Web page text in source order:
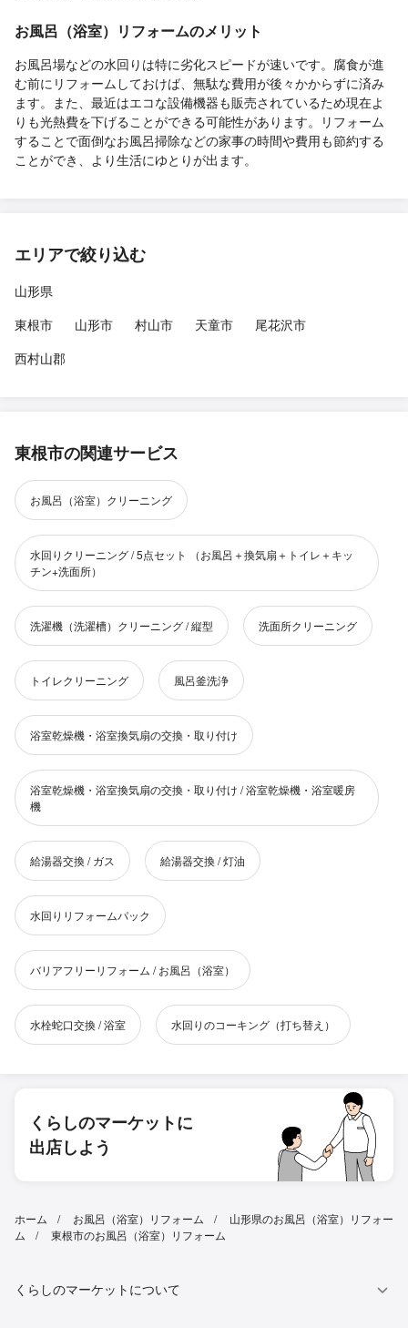
お風呂（浴室）リフォームのメリット
お風呂場などの水回りは特に劣化スピードが速いです。腐食が進
む前にリフォームしておけば、無駄な費用が後々かからずに済み
ます。また、最近はエコな設備機器も販売されているため現在よ
りも光熱費を下げることができる可能性があります。リフォーム
することで面倒なお風呂掃除などの家事の時間や費用も節約する
ことができ、より生活にゆとりが出ます。
エリアで絞り込む
山形県
東根市
山形市 村山市 天童市
尾花沢市
西村山郡
東根市の関連サービス
お風呂（浴室）クリーニング
水回りクリーニング / 5点セット （お風呂＋換気扇＋トイレ＋キッ
チン+洗面所）
洗濯機（洗濯槽）クリーニング / 縦型 洗面所クリーニング
トイレクリーニング 風呂釜洗浄
浴室乾燥機・浴室換気扇の交換・取り付け
浴室乾燥機・浴室換気扇の交換・取り付け / 浴室乾燥機・浴室暖房
機
給湯器交換 / ガス 給湯器交換 / 灯油
水回りリフォームパック
バリアフリーリフォーム / お風呂（浴室）
水栓蛇口交換 / 浴室 水回りのコーキング（打ち替え）
くらしのマーケットに
出店しよう
ホーム お風呂（浴室）リフォーム
山形県のお風呂（浴室）リフォー
ム
東根市のお風呂（浴室）リフォーム
くらしのマーケットについて